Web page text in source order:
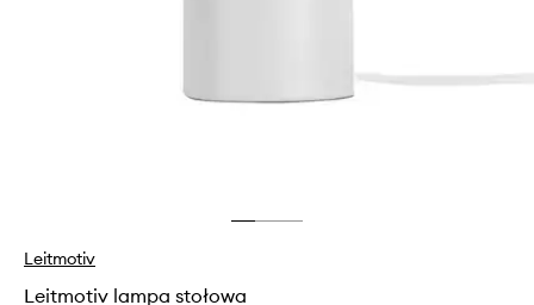
Leitmotiv
Leitmotiv lampa stołowa